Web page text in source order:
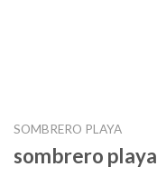
SOMBRERO PLAYA
sombrero playa